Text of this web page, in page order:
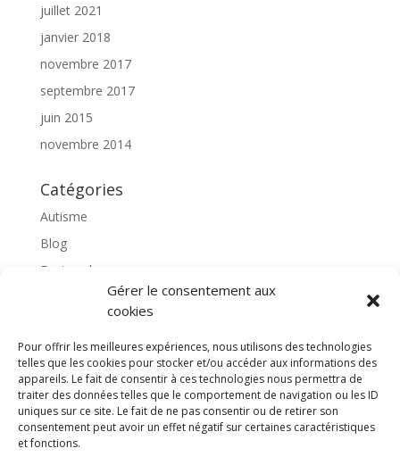
Gérer le consentement aux
cookies
Pour offrir les meilleures expériences, nous utilisons des technologies
telles que les cookies pour stocker et/ou accéder aux informations des
appareils. Le fait de consentir à ces technologies nous permettra de
traiter des données telles que le comportement de navigation ou les ID
uniques sur ce site. Le fait de ne pas consentir ou de retirer son
consentement peut avoir un effet négatif sur certaines caractéristiques
et fonctions.
juillet 2021
janvier 2018
novembre 2017
septembre 2017
juin 2015
novembre 2014
Catégories
Autisme
Blog
Featured
l'apprentissage scolaire
Non classé
partenaires
Poterie
rassemblons nos expériences